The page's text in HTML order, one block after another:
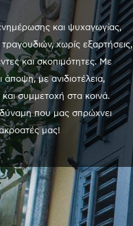
και ψυχαγωγίας,
τραγουδιών, χωρίς εξαρτήσεις,
και σκοπιμότητες. Με
άποψη, με ανιδιοτέλεια,
συμμετοχή στα κοινά.
που μας σπρώχνει
μας!